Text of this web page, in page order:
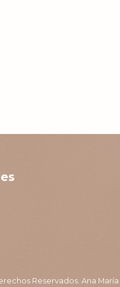
Reservados. Ana